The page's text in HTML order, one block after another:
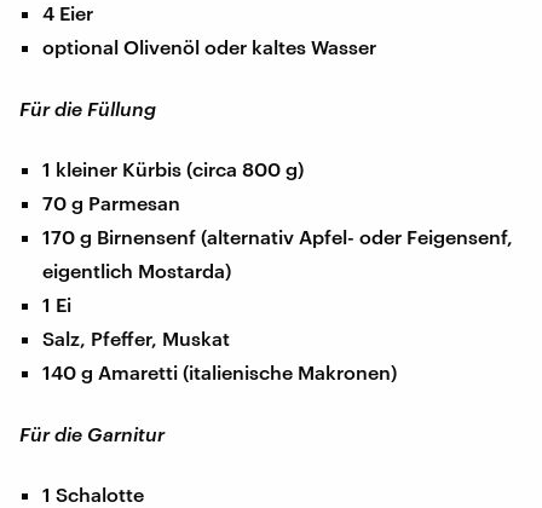
4 Eier
optional Olivenöl oder kaltes Wasser
Für die Füllung
1 kleiner Kürbis (circa 800 g)
70 g Parmesan
170 g Birnensenf (alternativ Apfel- oder Feigensenf,
eigentlich Mostarda)
1 Ei
Salz, Pfeffer, Muskat
140 g Amaretti (italienische Makronen)
Für die Garnitur
1 Schalotte